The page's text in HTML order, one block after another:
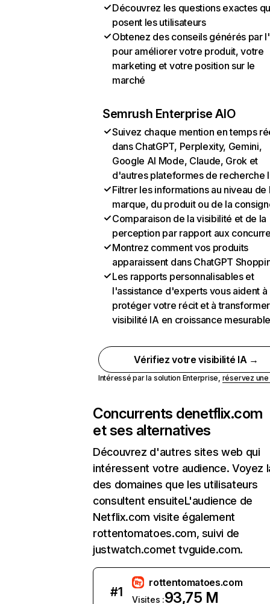
Découvrez les questions exactes
posent les utilisateurs
Obtenez des conseils générés par
pour améliorer votre produit, votre
marketing et votre position sur le
marché
Semrush Enterprise AIO
Suivez chaque mention en temps
dans ChatGPT, Perplexity, Gemini,
Google AI Mode, Claude, Grok et
d'autres plateformes de recherche
Filtrer les informations au niveau de
marque, du produit ou de la
Comparaison de la visibilité et de la
perception par rapport aux
Montrez comment vos produits
apparaissent dans ChatGPT
Les rapports personnalisables et
l'assistance d'experts vous aident à
protéger votre récit et à
visibilité IA en croissance
Vérifiez votre visibilité IA →
Intéressé par la solution Enterprise, réservez
Concurrents denetflix.com
et ses alternatives
Découvrez d'autres sites web qui
intéressent votre audience. Voyez
des domaines que les utilisateurs
consultent ensuiteL'audience de
Netflix.com visite également
rottentomatoes.com, suivi de
justwatch.comet tvguide.com.
#1
rottentomatoes.com
Visites :93,75 M